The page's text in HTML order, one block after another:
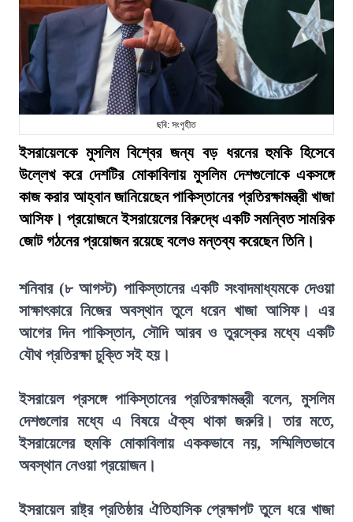
ছবি: সংগৃহীত
ইসরায়েলকে মুসলিম বিশ্বের জন্য বড় ধরনের হুমকি হিসেবে
উল্লেখ করে দেশটির মোকাবিলায় মুসলিম দেশগুলোকে একসঙ্গে
কাজ করার আহ্বান জানিয়েছেন পাকিস্তানের প্রতিরক্ষামন্ত্রী খাজা
আসিফ। প্রয়োজনে ইসরায়েলের বিরুদ্ধে একটি সমন্বিত সামরিক
জোট গঠনের প্রয়োজন রয়েছে বলেও মন্তব্য করেছেন তিনি।
শনিবার (৮ আগস্ট) পাকিস্তানের একটি সংবাদমাধ্যমকে দেওয়া
সাক্ষাৎকারে নিজের অবস্থান তুলে ধরেন খাজা আসিফ। এর
আগের দিন পাকিস্তান, সৌদি আরব ও তুরস্কের মধ্যে একটি
যৌথ প্রতিরক্ষা চুক্তি সই হয়।
ইসরায়েল প্রসঙ্গে পাকিস্তানের প্রতিরক্ষামন্ত্রী বলেন, মুসলিম
দেশগুলোর মধ্যে এ বিষয়ে ঐক্য থাকা জরুরি। তার মতে,
ইসরায়েলের হুমকি মোকাবিলায় এককভাবে নয়, সম্মিলিতভাবে
অবস্থান নেওয়া প্রয়োজন।
ইসরায়েল রাষ্ট্র প্রতিষ্ঠার ঐতিহাসিক প্রেক্ষাপট তুলে ধরে খাজা